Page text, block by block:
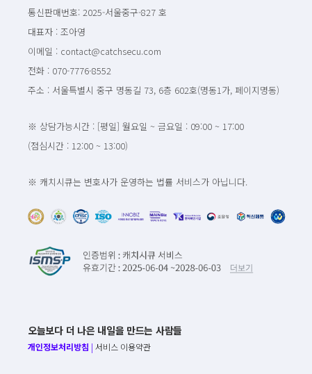
통신판매번호: 2025-서울중구-827 호
대표자 : 조아영
이메일 : contact@catchsecu.com
전화 : 070-7776-8552
주소 : 서울특별시 중구 명동길 73, 6층 602호(명동1가, 페이지명동)
※ 상담가능시간 : [평일] 월요일 ~ 금요일 : 09:00 ~ 17:00
(점심시간 : 12:00 ~ 13:00)
※ 캐치시큐는 변호사가 운영하는 법률 서비스가 아닙니다.
오늘보다 더 나은 내일을 만드는 사람들
개인정보처리방침 | 서비스 이용약관